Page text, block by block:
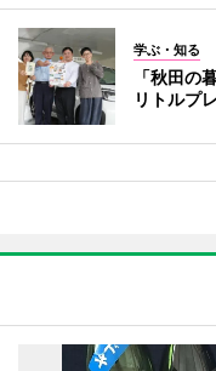
学ぶ・知る
「秋田の
リトルプ